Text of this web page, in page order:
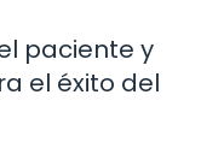
paciente y
el éxito del